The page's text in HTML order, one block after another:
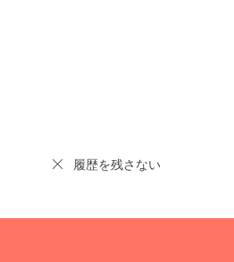
履歴を残さない